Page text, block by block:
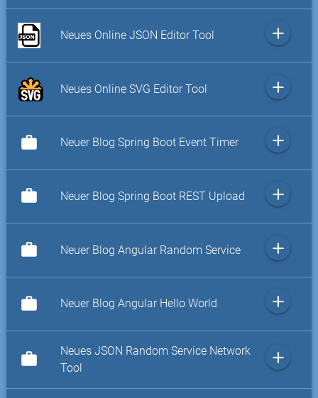
Neues Online JSON Editor Tool add
Neues Online SVG Editor Tool add
work Neuer Blog Spring Boot Event Timer add
work Neuer Blog Spring Boot REST Upload add
work Neuer Blog Angular Random Service add
work Neuer Blog Angular Hello World add
work
Neues JSON Random Service Network
Tool
add